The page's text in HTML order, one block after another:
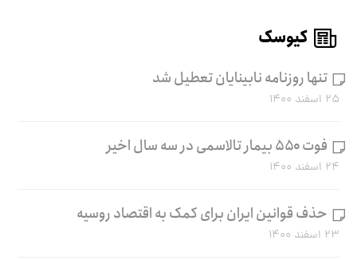
کیوسک
تنها روزنامه نابینایان تعطیل شد
۲۵ اسفند ۱۴۰۰
فوت ۵۵۰ بیمار تالاسمی در سه سال اخیر
۲۴ اسفند ۱۴۰۰
حذف قوانین ایران برای کمک به اقتصاد روسیه
۲۳ اسفند ۱۴۰۰